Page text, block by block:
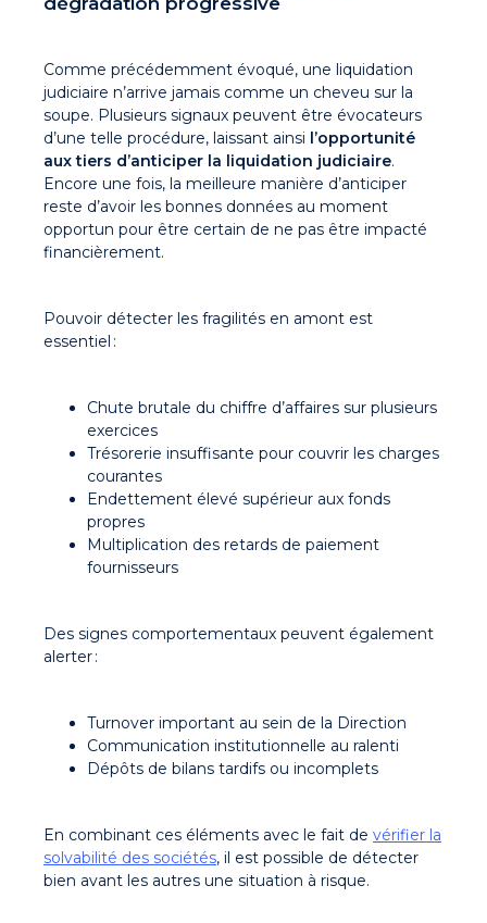
Comme précédemment évoqué, une liquidation
judiciaire n’arrive jamais comme un cheveu sur la
soupe. Plusieurs signaux peuvent être évocateurs
d’une telle procédure, laissant ainsi l’opportunité
aux tiers d’anticiper la liquidation judiciaire.
Encore une fois, la meilleure manière d’anticiper
reste d’avoir les bonnes données au moment
opportun pour être certain de ne pas être impacté
financièrement.
Pouvoir détecter les fragilités en amont est
essentiel :
Chute brutale du chiffre d’affaires sur plusieurs
exercices
Trésorerie insuffisante pour couvrir les charges
courantes
Endettement élevé supérieur aux fonds
propres
Multiplication des retards de paiement
fournisseurs
Des signes comportementaux peuvent également
alerter :
Turnover important au sein de la Direction
Communication institutionnelle au ralenti
Dépôts de bilans tardifs ou incomplets
En combinant ces éléments avec le fait de vérifier la
solvabilité des sociétés, il est possible de détecter
bien avant les autres une situation à risque.